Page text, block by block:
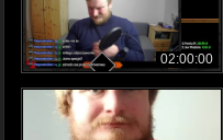
02:00:00